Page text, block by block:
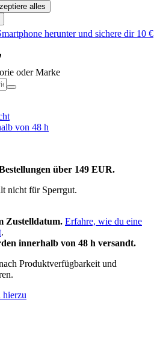
alles
herunter und sichere dir 10 €
oder Marke
von 48 h
über 149 EUR.
nicht für Sperrgut.
Zustelldatum. Erfahre, wie du eine
.
innerhalb von 48 h versandt.
Produktverfügbarkeit und
hierzu